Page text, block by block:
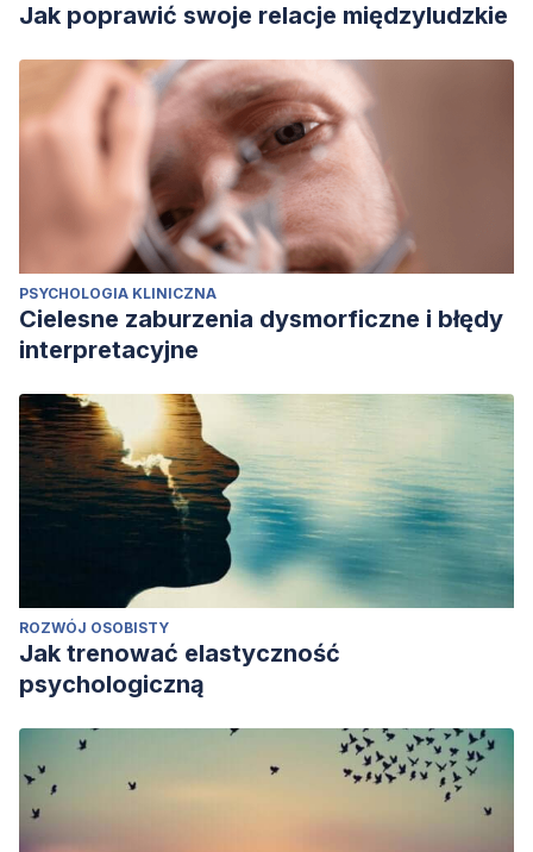
Jak poprawić swoje relacje międzyludzkie
PSYCHOLOGIA KLINICZNA
Cielesne zaburzenia dysmorficzne i błędy
interpretacyjne
ROZWÓJ OSOBISTY
Jak trenować elastyczność
psychologiczną